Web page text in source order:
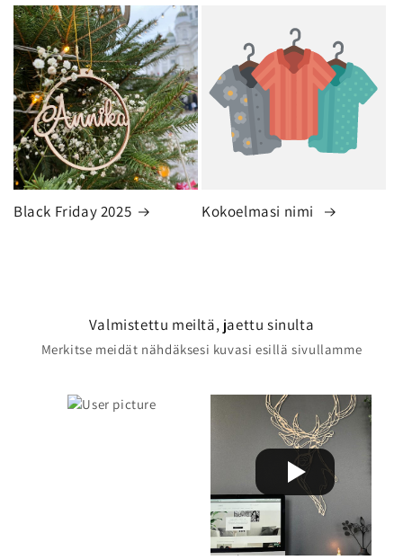
Black Friday 2025 Kokoelmasi nimi
Valmistettu meiltä, jaettu sinulta
Merkitse meidät nähdäksesi kuvasi esillä sivullamme